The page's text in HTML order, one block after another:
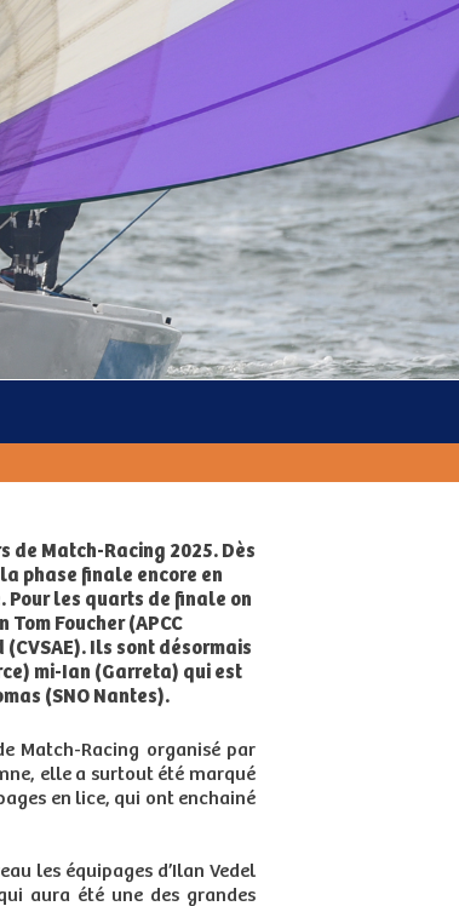
de Match-Racing 2025. Dès
phase finale encore en
Pour les quarts de finale on
Foucher (APCC
Ils sont désormais
mi-Ian (Garreta) qui est
(SNO Nantes).
Match-Racing organisé par
elle a surtout été marqué
en lice, qui ont enchainé
les équipages d’Ilan Vedel
aura été une des grandes